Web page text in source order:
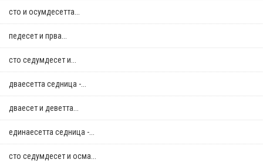
сто и осумдесетта...
педесет и прва...
сто седумдесет и...
дваесетта седница -...
дваесет и деветта...
единаесетта седница -...
сто седумдесет и осма...